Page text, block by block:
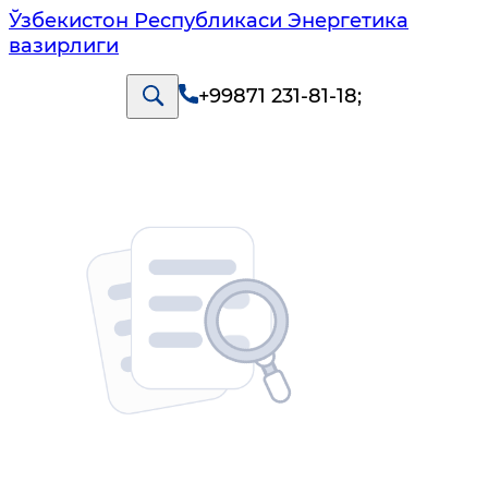
Ўзбекистон Республикаси Энергетика
вазирлиги
+99871 231-81-18;